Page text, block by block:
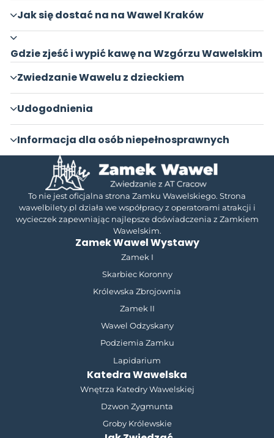
Jak się dostać na na Wawel Kraków
Gdzie zjeść i wypić kawę na Wzgórzu Wawelskim
Zwiedzanie Wawelu z dzieckiem
Udogodnienia
Informacja dla osób niepełnosprawnych
To nie jest oficjalna strona Zamku Wawelskiego. Strona
wawelbilety.pl działa we współpracy z operatorami atrakcji i
wycieczek zapewniając najlepsze doświadczenia z Zamkiem
Wawelskim.
Zamek Wawel Wystawy
Zamek I
Skarbiec Koronny
Królewska Zbrojownia
Zamek II
Wawel Odzyskany
Podziemia Zamku
Lapidarium
Katedra Wawelska
Wnętrza Katedry Wawelskiej
Dzwon Zygmunta
Groby Królewskie